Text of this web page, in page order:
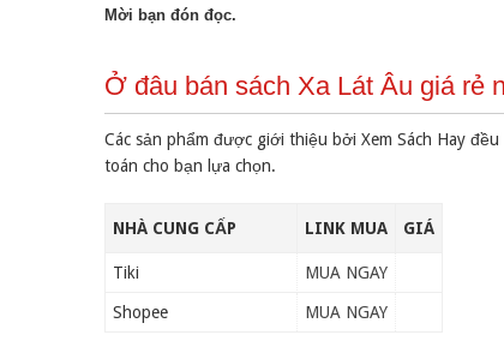
Mời bạn đón đọc.
Ở đâu bán sách Xa Lát Âu giá rẻ
Các sản phẩm được giới thiệu bởi Xem Sách Hay
toán cho bạn lựa chọn.
NHÀ CUNG CẤP LINK MUA GIÁ
Tiki MUA NGAY
Shopee MUA NGAY